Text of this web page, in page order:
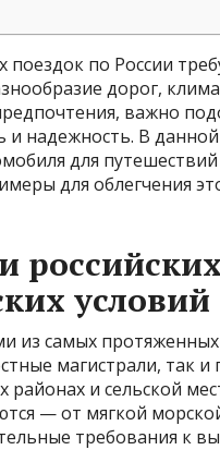
по России
дорог,
важно
и надежность. В
для
для облегчения
условий
из самых
магистрали, так
и сельской
— от мягкой
требования к